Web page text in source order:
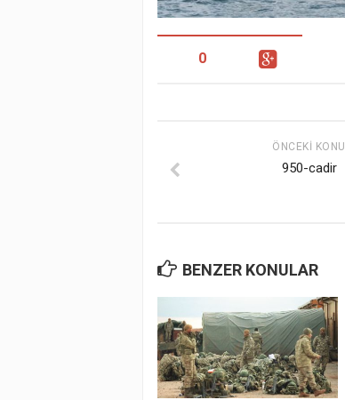
0
ÖNCEKI KONU
950-cadir
BENZER KONULAR